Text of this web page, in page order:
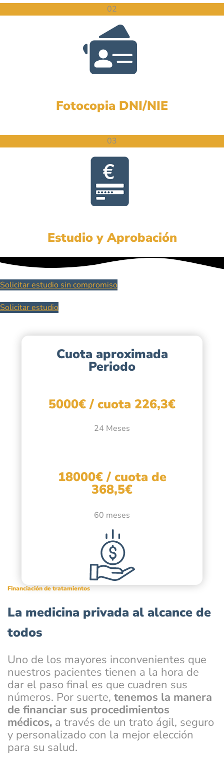
02
Fotocopia DNI/NIE
03
Estudio y Aprobación
Solicitar estudio sin compromiso
Solicitar estudio
Cuota aproximada
Periodo
5000€ / cuota 226,3€
24 Meses
18000€ / cuota de
368,5€
60 meses
Financiación de tratamientos
La medicina privada al alcance de
todos
Uno de los mayores inconvenientes que
nuestros pacientes tienen a la hora de
dar el paso final es que cuadren sus
números. Por suerte, tenemos la manera
de financiar sus procedimientos
médicos, a través de un trato ágil, seguro
y personalizado con la mejor elección
para su salud.